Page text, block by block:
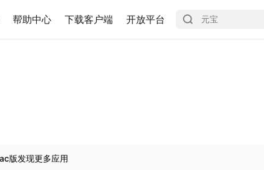
帮助中心 下载客户端 开放平台
版发现更多应用